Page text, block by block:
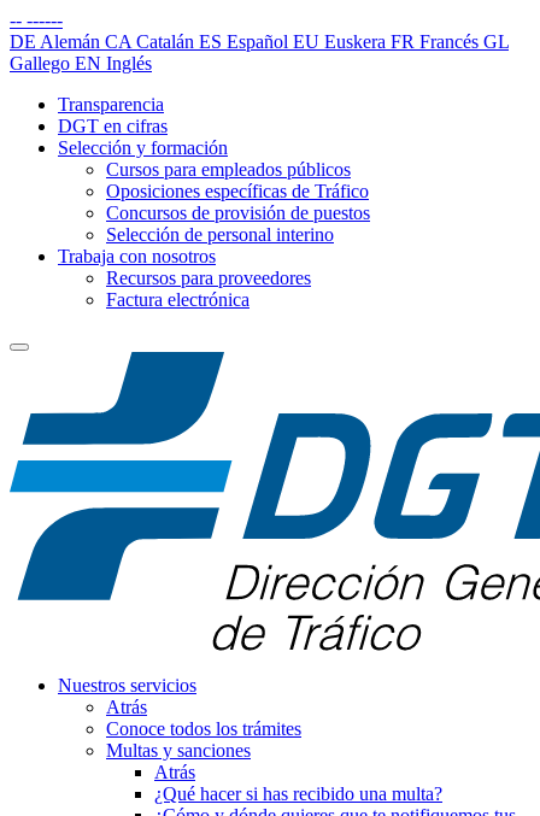
-- ------
DE Alemán CA Catalán ES Español EU Euskera FR Francés GL
Gallego EN Inglés
Transparencia
DGT en cifras
Selección y formación
Cursos para empleados públicos
Oposiciones específicas de Tráfico
Concursos de provisión de puestos
Selección de personal interino
Trabaja con nosotros
Recursos para proveedores
Factura electrónica
Nuestros servicios
Atrás
Conoce todos los trámites
Multas y sanciones
Atrás
¿Qué hacer si has recibido una multa?